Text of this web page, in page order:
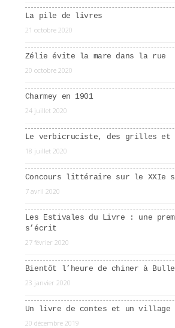
La pile de livres
21 octobre 2020
Zélie évite la mare dans la rue
20 octobre 2020
Charmey en 1901
24 juillet 2020
Le verbicruciste, des grilles et
18 juillet 2020
Concours littéraire sur le XXIe
7 avril 2020
Les Estivales du Livre : une
s’écrit
27 février 2020
Bientôt l’heure de chiner à Bulle
23 janvier 2020
Un livre de contes et un village
20 décembre 2019